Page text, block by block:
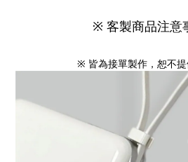
※ 客製商品注意
※ 皆為接單製作，恕不